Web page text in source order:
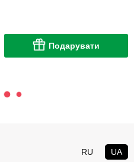
Подарувати
RU UA